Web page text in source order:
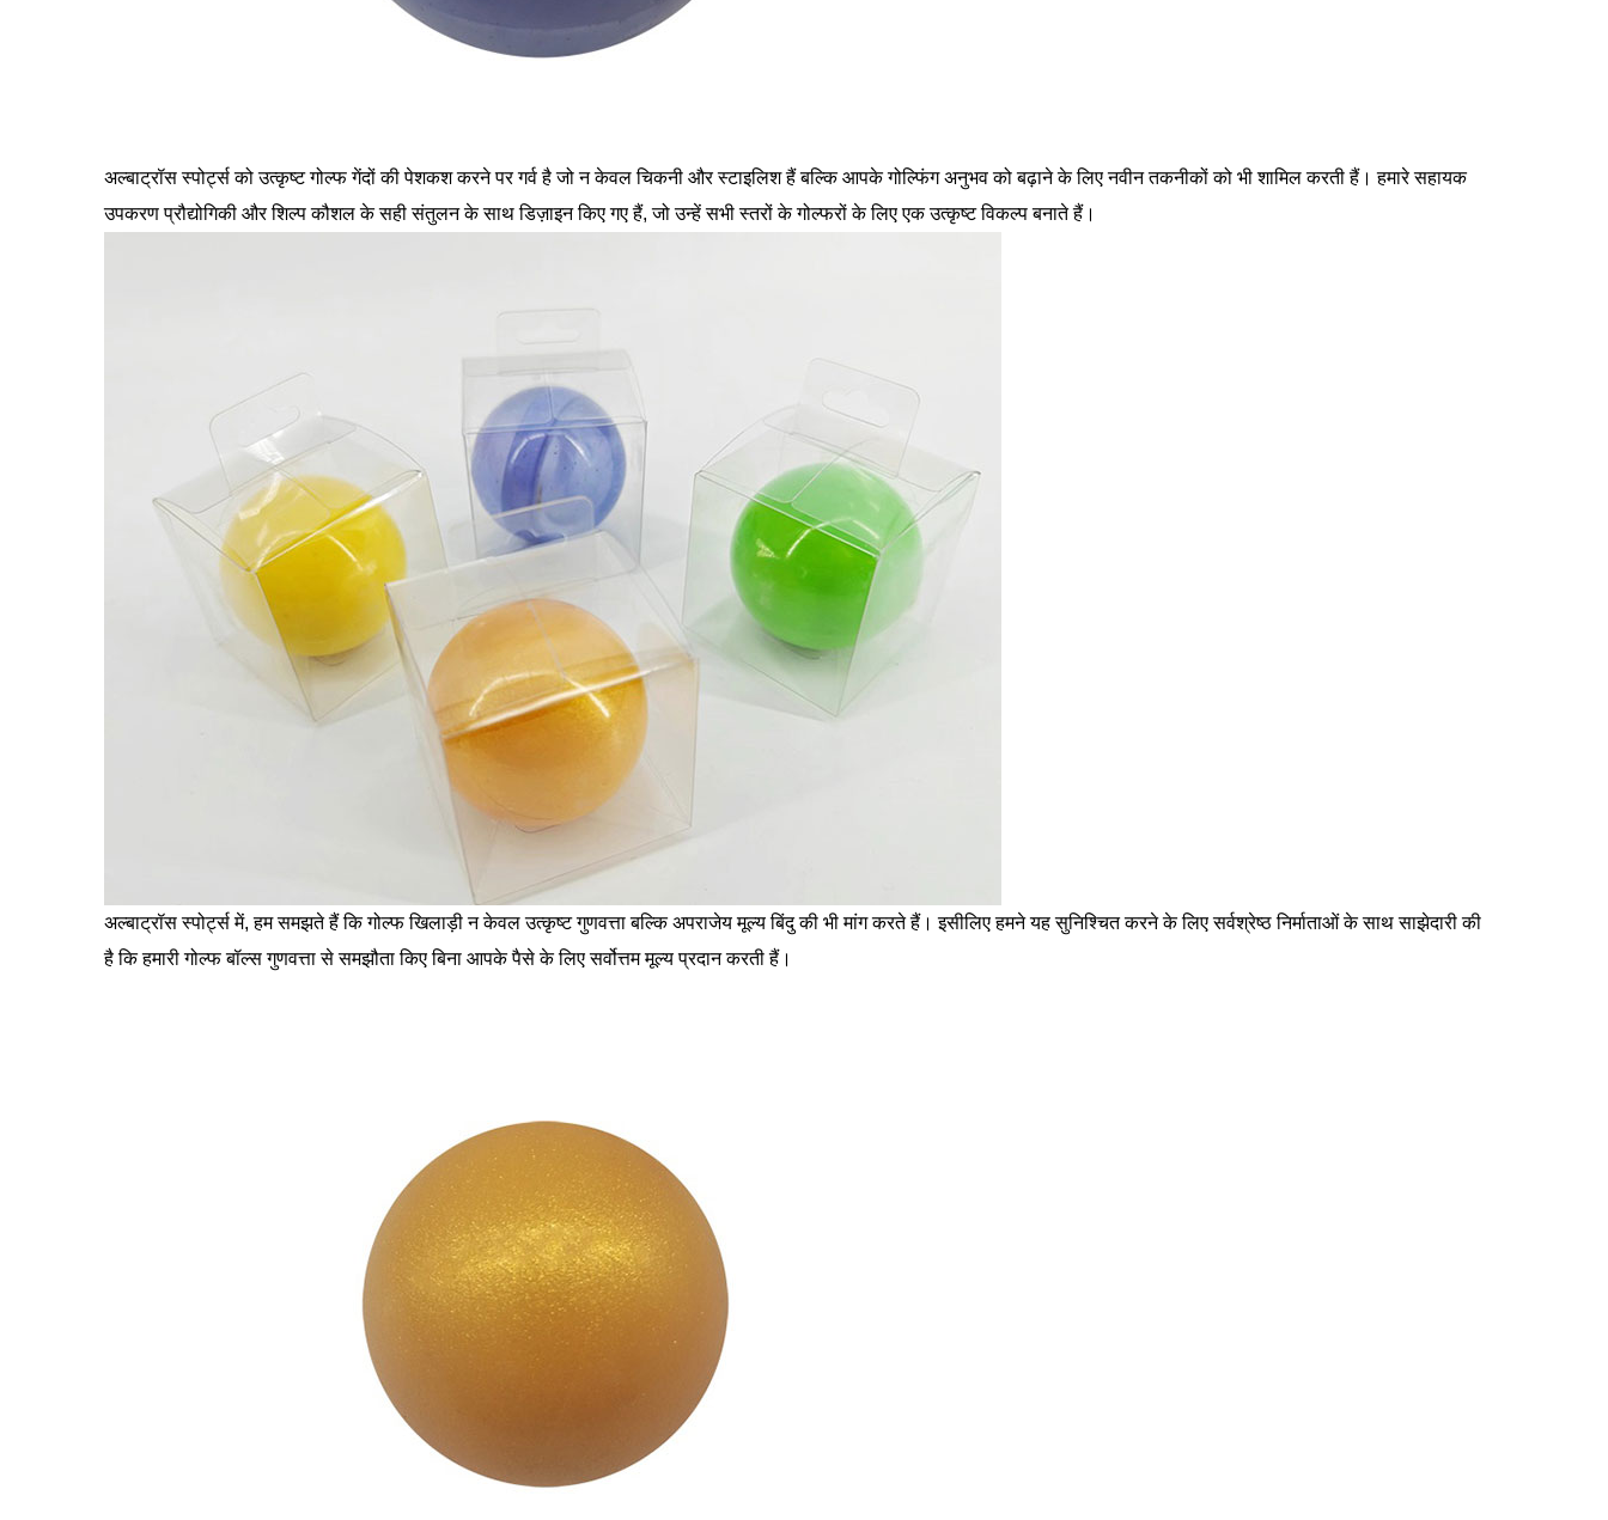
अल्बाट्रॉस स्पोर्ट्स को उत्कृष्ट गोल्फ गेंदों की पेशकश करने पर गर्व है जो न केवल चिकनी और स्टाइलिश हैं बल्कि आपके गोल्फिंग अनुभव को बढ़ाने के लिए नवीन तकनीकों को भी शामिल करती हैं। हमारे सहायक
उपकरण प्रौद्योगिकी और शिल्प कौशल के सही संतुलन के साथ डिज़ाइन किए गए हैं, जो उन्हें सभी स्तरों के गोल्फरों के लिए एक उत्कृष्ट विकल्प बनाते हैं।
अल्बाट्रॉस स्पोर्ट्स में, हम समझते हैं कि गोल्फ खिलाड़ी न केवल उत्कृष्ट गुणवत्ता बल्कि अपराजेय मूल्य बिंदु की भी मांग करते हैं। इसीलिए हमने यह सुनिश्चित करने के लिए सर्वश्रेष्ठ निर्माताओं के साथ साझेदारी की
है कि हमारी गोल्फ बॉल्स गुणवत्ता से समझौता किए बिना आपके पैसे के लिए सर्वोत्तम मूल्य प्रदान करती हैं।